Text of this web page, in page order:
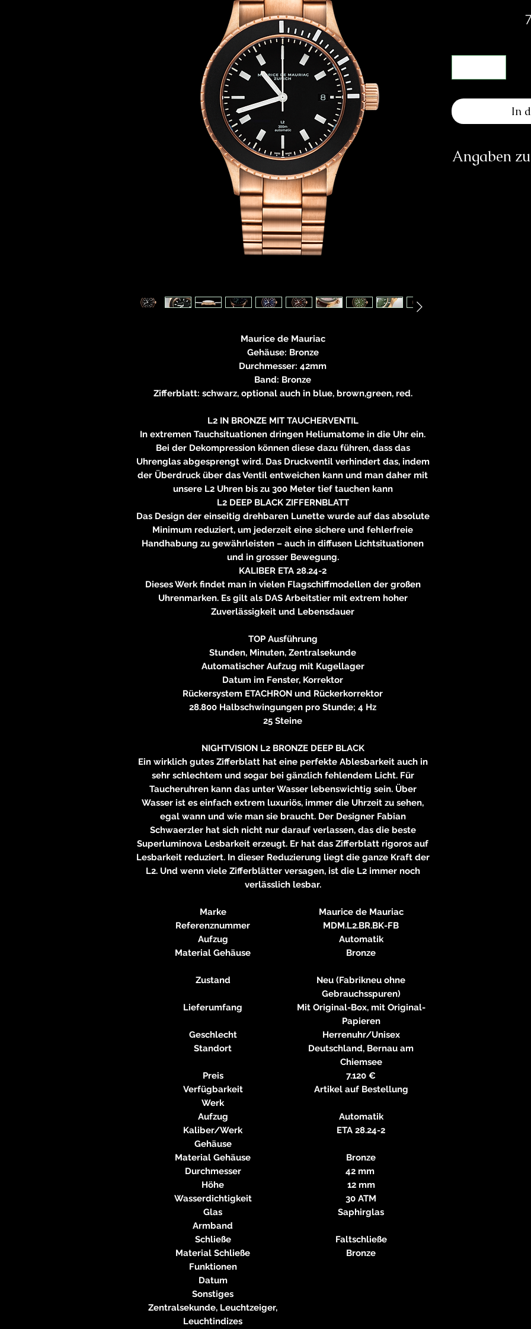
Maurice de Mauriac
Gehäuse: Bronze
Durchmesser: 42mm
Band: Bronze
Zifferblatt: schwarz, optional auch in blue, brown,green, red.
L2 IN BRONZE MIT TAUCHERVENTIL
In extremen Tauchsituationen dringen Heliumatome in die Uhr ein.
Bei der Dekompression können diese dazu führen, dass das
Uhrenglas abgesprengt wird. Das Druckventil verhindert das, indem
der Überdruck über das Ventil entweichen kann und man daher mit
unsere L2 Uhren bis zu 300 Meter tief tauchen kann
L2 DEEP BLACK ZIFFERNBLATT
Das Design der einseitig drehbaren Lunette wurde auf das absolute
Minimum reduziert, um jederzeit eine sichere und fehlerfreie
Handhabung zu gewährleisten – auch in diffusen Lichtsituationen
und in grosser Bewegung.
KALIBER ETA 28.24-2
Dieses Werk findet man in vielen Flagschiffmodellen der großen
Uhrenmarken. Es gilt als DAS Arbeitstier mit extrem hoher
Zuverlässigkeit und Lebensdauer
TOP Ausführung
Stunden, Minuten, Zentralsekunde
Automatischer Aufzug mit Kugellager
Datum im Fenster, Korrektor
Rückersystem ETACHRON und Rückerkorrektor
28.800 Halbschwingungen pro Stunde; 4 Hz
25 Steine
NIGHTVISION L2 BRONZE DEEP BLACK
Ein wirklich gutes Zifferblatt hat eine perfekte Ablesbarkeit auch in
sehr schlechtem und sogar bei gänzlich fehlendem Licht. Für
Taucheruhren kann das unter Wasser lebenswichtig sein. Über
Wasser ist es einfach extrem luxuriös, immer die Uhrzeit zu sehen,
egal wann und wie man sie braucht. Der Designer Fabian
Schwaerzler hat sich nicht nur darauf verlassen, das die beste
Superluminova Lesbarkeit erzeugt. Er hat das Zifferblatt rigoros auf
Lesbarkeit reduziert. In dieser Reduzierung liegt die ganze Kraft der
L2. Und wenn viele Zifferblätter versagen, ist die L2 immer noch
verlässlich lesbar.
Marke
Maurice de Mauriac
Referenznummer
MDM.L2.BR.BK-FB
Aufzug
Automatik
Material Gehäuse
Bronze
Zustand
Neu (Fabrikneu ohne
Gebrauchsspuren)
Lieferumfang
Mit Original-Box, mit Original-
Papieren
Geschlecht
Herrenuhr/Unisex
Standort
Deutschland, Bernau am
Chiemsee
Preis
7.120 €
Verfügbarkeit
Artikel auf Bestellung
Werk
Aufzug
Automatik
Kaliber/Werk
ETA 28.24-2
Gehäuse
Material Gehäuse
Bronze
Durchmesser
42 mm
Höhe
12 mm
Wasserdichtigkeit
30 ATM
Glas
Saphirglas
Armband
Schließe
Faltschließe
Material Schließe
Bronze
Funktionen
Datum
Sonstiges
Zentralsekunde, Leuchtzeiger,
Leuchtindizes
In
Angaben